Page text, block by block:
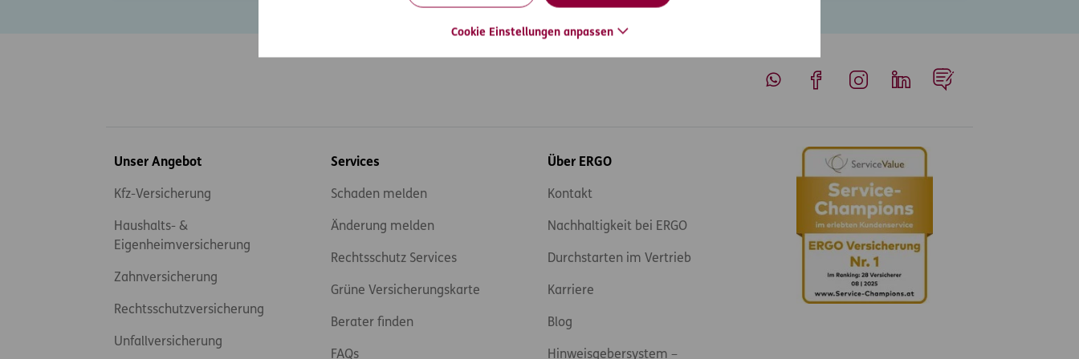
Cookie Einstellungen anpassen
Inhaltsübersicht
Unser Angebot
Kfz-Versicherung
Haushalts- &
Eigenheimversicherung
Zahnversicherung
Rechtsschutzversicherung
Unfallversicherung
Services
Schaden melden
Änderung melden
Rechtsschutz Services
Grüne Versicherungskarte
Berater finden
FAQs
Über ERGO
Kontakt
Nachhaltigkeit bei ERGO
Durchstarten im Vertrieb
Karriere
Blog
Hinweisgebersystem –